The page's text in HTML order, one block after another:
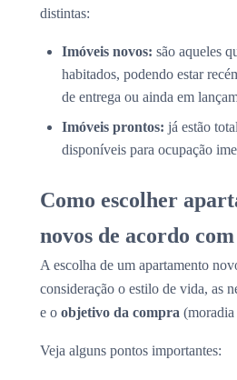
distintas:
Imóveis novos: são aqueles
habitados, podendo estar
de entrega ou ainda em
Imóveis prontos: já estão
disponíveis para ocupação
Como escolher
novos de acordo
A escolha de um apartamento
consideração o estilo de vida, as
e o objetivo da compra
Veja alguns pontos importantes: